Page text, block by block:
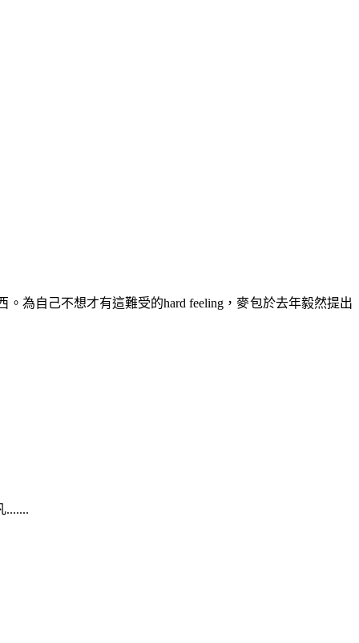
為自己不想才有這難受的hard feeling，麥包於去年毅然提出
.......